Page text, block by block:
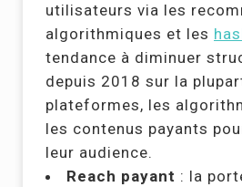
utilisateurs via les
algorithmiques et les
tendance à diminuer
depuis 2018 sur la
plateformes, les
les contenus payants
leur audience.
Reach payant : la